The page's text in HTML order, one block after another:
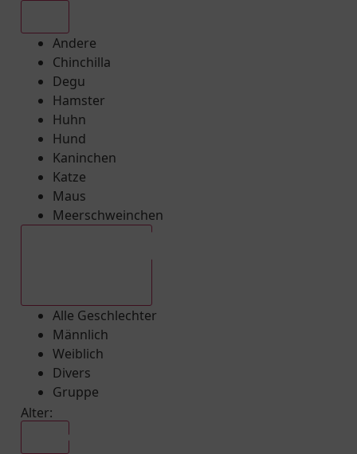
Andere
Chinchilla
Degu
Hamster
Huhn
Hund
Kaninchen
Katze
Maus
Meerschweinchen
Alle Geschlechter
Männlich
Weiblich
Divers
Gruppe
Alter: